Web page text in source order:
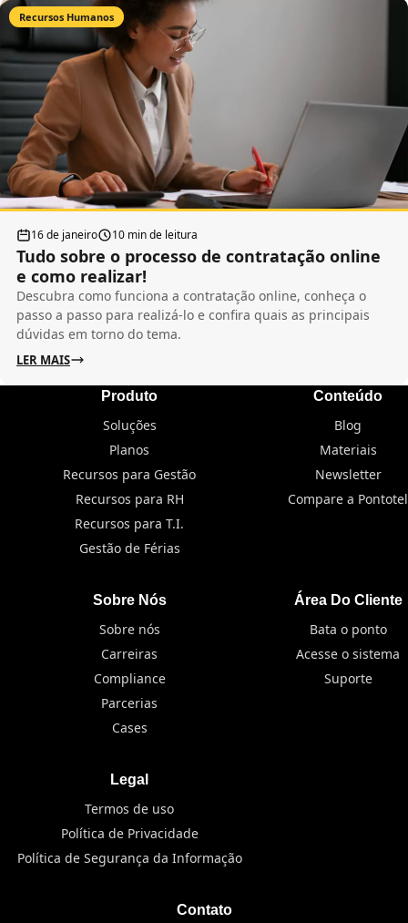
Recursos Humanos
16 de janeiro 10 min de leitura
Tudo sobre o processo de contratação online
e como realizar!
Descubra como funciona a contratação online, conheça o
passo a passo para realizá-lo e confira quais as principais
dúvidas em torno do tema.
LER MAIS
Produto
Soluções
Planos
Recursos para Gestão
Recursos para RH
Recursos para T.I.
Gestão de Férias
Conteúdo
Blog
Materiais
Newsletter
Compare a Pontotel
Sobre Nós
Sobre nós
Carreiras
Compliance
Parcerias
Cases
Área Do Cliente
Bata o ponto
Acesse o sistema
Suporte
Legal
Termos de uso
Política de Privacidade
Política de Segurança da Informação
Contato